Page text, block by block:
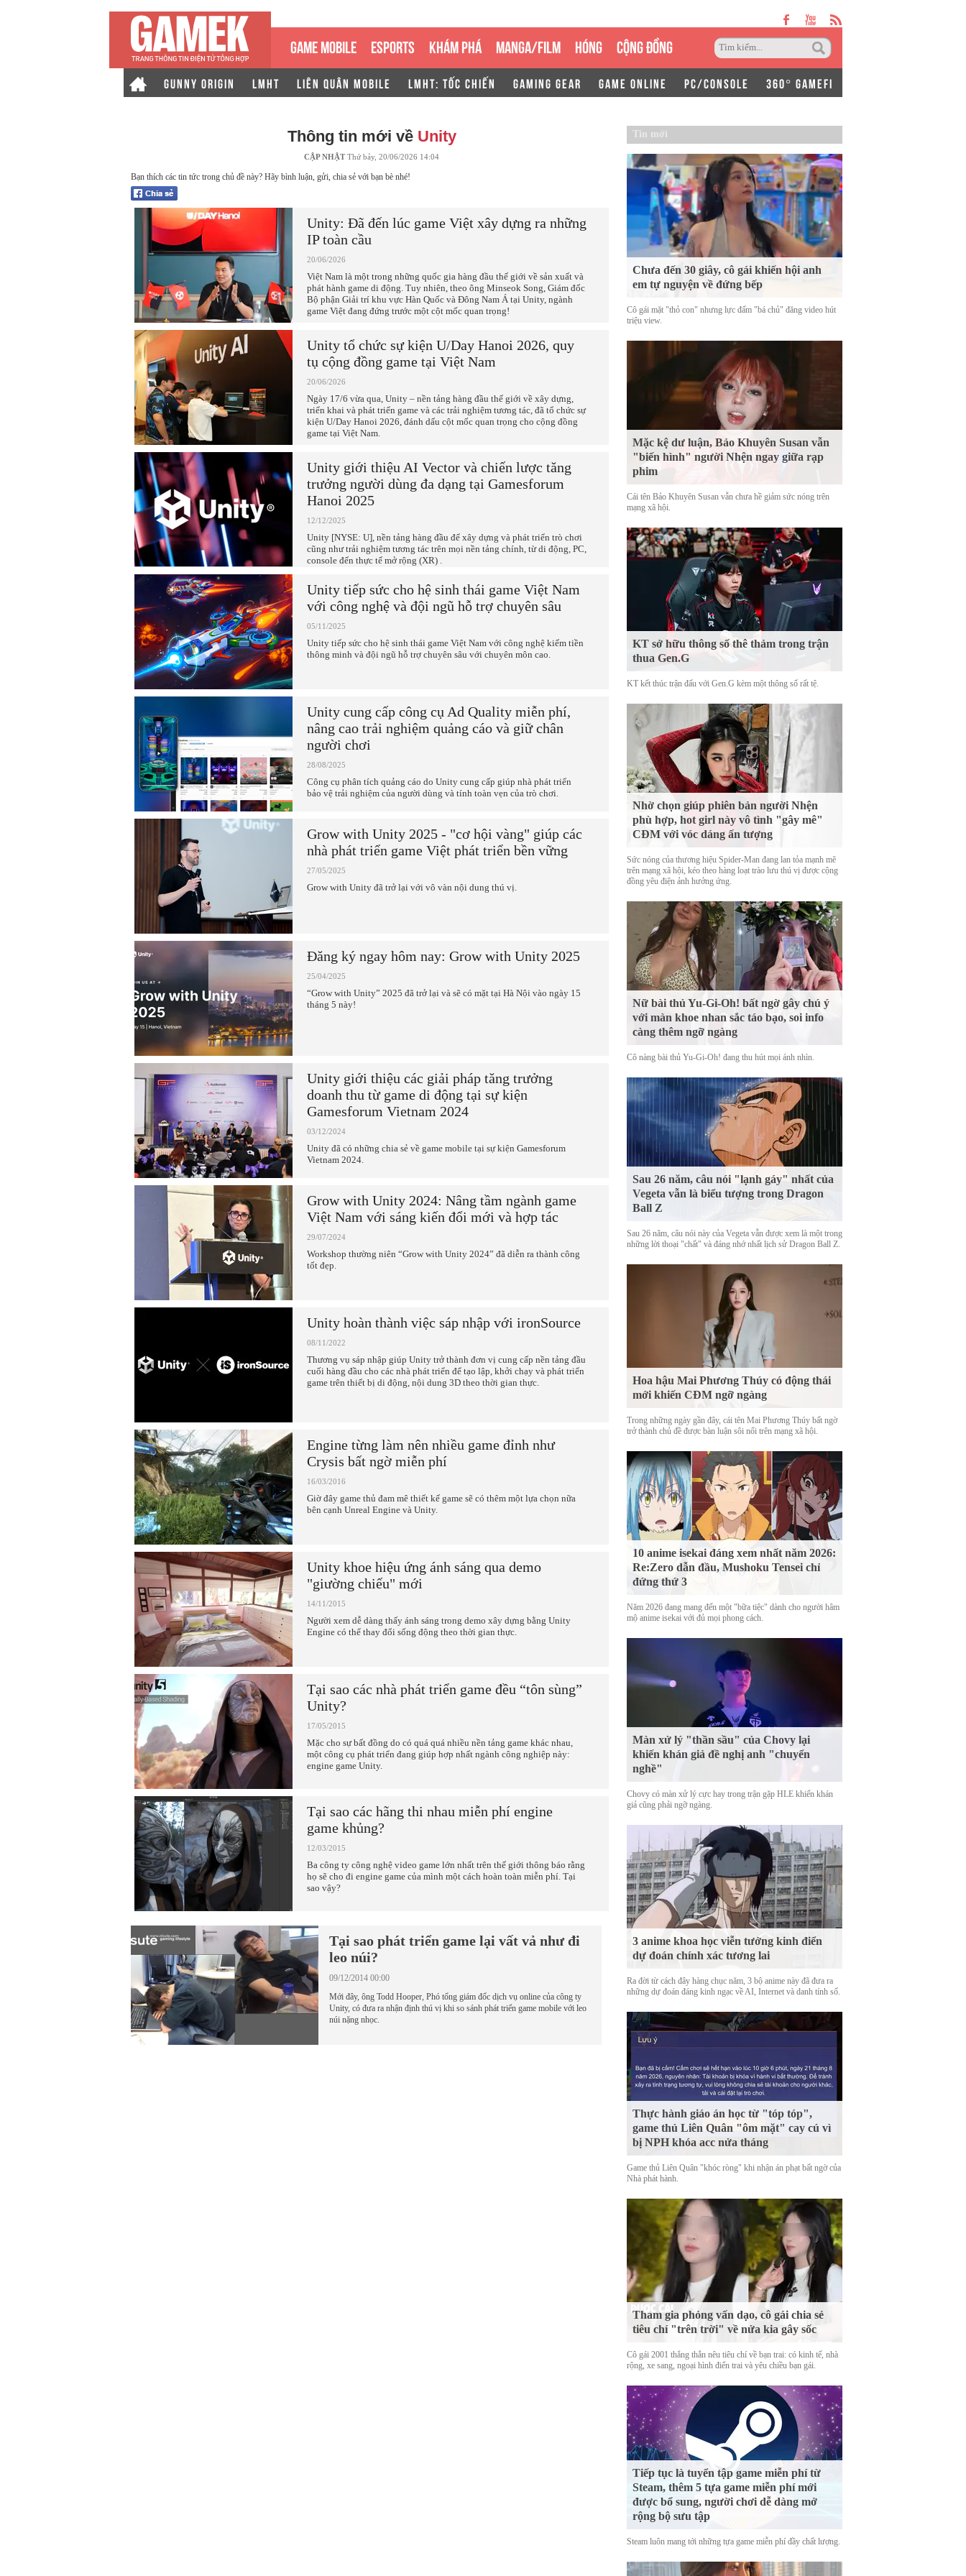
GAME MOBILE ESPORTS KHÁM PHÁ MANGA/FILM HÓNG CỘNG ĐỒNG
GUNNY ORIGIN LMHT LIÊN QUÂN MOBILE LMHT: TỐC CHIẾN GAMING GEAR GAME ONLINE PC/CONSOLE 360° GAMEFI
Thông tin mới về Unity
CẬP NHẬTThứ bảy, 20/06/2026 14:04
Bạn thích các tin tức trong chủ đề này? Hãy bình luận, gửi, chia sẻ với bạn bè nhé!
Unity: Đã đến lúc game Việt xây dựng ra những
IP toàn cầu
20/06/2026
Việt Nam là một trong những quốc gia hàng đầu thế giới về sản xuất và
phát hành game di động. Tuy nhiên, theo ông Minseok Song, Giám đốc
Bộ phận Giải trí khu vực Hàn Quốc và Đông Nam Á tại Unity, ngành
game Việt đang đứng trước một cột mốc quan trọng!
Unity tổ chức sự kiện U/Day Hanoi 2026, quy
tụ cộng đồng game tại Việt Nam
20/06/2026
Ngày 17/6 vừa qua, Unity – nền tảng hàng đầu thế giới về xây dựng,
triển khai và phát triển game và các trải nghiệm tương tác, đã tổ chức sự
kiện U/Day Hanoi 2026, đánh dấu cột mốc quan trọng cho cộng đồng
game tại Việt Nam.
Unity giới thiệu AI Vector và chiến lược tăng
trưởng người dùng đa dạng tại Gamesforum
Hanoi 2025
12/12/2025
Unity [NYSE: U], nền tảng hàng đầu để xây dựng và phát triển trò chơi
cũng như trải nghiệm tương tác trên mọi nền tảng chính, từ di động, PC,
console đến thực tế mở rộng (XR) .
Unity tiếp sức cho hệ sinh thái game Việt Nam
với công nghệ và đội ngũ hỗ trợ chuyên sâu
05/11/2025
Unity tiếp sức cho hệ sinh thái game Việt Nam với công nghệ kiếm tiền
thông minh và đội ngũ hỗ trợ chuyên sâu với chuyên môn cao.
Unity cung cấp công cụ Ad Quality miễn phí,
nâng cao trải nghiệm quảng cáo và giữ chân
người chơi
28/08/2025
Công cụ phân tích quảng cáo do Unity cung cấp giúp nhà phát triển
bảo vệ trải nghiệm của người dùng và tính toàn vẹn của trò chơi.
Grow with Unity 2025 - "cơ hội vàng" giúp các
nhà phát triển game Việt phát triển bền vững
27/05/2025
Grow with Unity đã trở lại với vô vàn nội dung thú vị.
Đăng ký ngay hôm nay: Grow with Unity 2025
25/04/2025
“Grow with Unity” 2025 đã trở lại và sẽ có mặt tại Hà Nội vào ngày 15
tháng 5 này!
Unity giới thiệu các giải pháp tăng trưởng
doanh thu từ game di động tại sự kiện
Gamesforum Vietnam 2024
03/12/2024
Unity đã có những chia sẻ về game mobile tại sự kiện Gamesforum
Vietnam 2024.
Grow with Unity 2024: Nâng tầm ngành game
Việt Nam với sáng kiến đổi mới và hợp tác
29/07/2024
Workshop thường niên “Grow with Unity 2024” đã diễn ra thành công
tốt đẹp.
Unity hoàn thành việc sáp nhập với ironSource
08/11/2022
Thương vụ sáp nhập giúp Unity trở thành đơn vị cung cấp nền tảng đầu
cuối hàng đầu cho các nhà phát triển để tạo lập, khởi chạy và phát triển
game trên thiết bị di động, nội dung 3D theo thời gian thực.
Engine từng làm nên nhiều game đỉnh như
Crysis bất ngờ miễn phí
16/03/2016
Giờ đây game thủ đam mê thiết kế game sẽ có thêm một lựa chọn nữa
bên cạnh Unreal Engine và Unity.
Unity khoe hiệu ứng ánh sáng qua demo
"giường chiếu" mới
14/11/2015
Người xem dễ dàng thấy ánh sáng trong demo xây dựng bằng Unity
Engine có thể thay đổi sống động theo thời gian thực.
Tại sao các nhà phát triển game đều “tôn sùng”
Unity?
17/05/2015
Mặc cho sự bất đồng do có quá quá nhiều nền tảng game khác nhau,
một công cụ phát triển đang giúp hợp nhất ngành công nghiệp này:
engine game Unity.
Tại sao các hãng thi nhau miễn phí engine
game khủng?
12/03/2015
Ba công ty công nghệ video game lớn nhất trên thế giới thông báo rằng
họ sẽ cho đi engine game của mình một cách hoàn toàn miễn phí. Tại
sao vậy?
Tại sao phát triển game lại vất vả như đi
leo núi?
09/12/2014 00:00
Mới đây, ông Todd Hooper, Phó tổng giám đốc dịch vụ online của công ty
Unity, có đưa ra nhận định thú vị khi so sánh phát triển game mobile với leo
núi nặng nhọc.
Tin mới
Chưa đến 30 giây, cô gái khiến hội anh
em tự nguyện về đứng bếp
Cô gái mặt "thỏ con" nhưng lực đấm "bá chủ" đăng video hút
triệu view.
Mặc kệ dư luận, Bảo Khuyên Susan vẫn
"biến hình" người Nhện ngay giữa rạp
phim
Cái tên Bảo Khuyên Susan vẫn chưa hề giảm sức nóng trên
mạng xã hội.
KT sở hữu thông số thê thảm trong trận
thua Gen.G
KT kết thúc trận đấu với Gen.G kèm một thông số rất tệ.
Nhờ chọn giúp phiên bản người Nhện
phù hợp, hot girl này vô tình "gây mê"
CĐM với vóc dáng ấn tượng
Sức nóng của thương hiệu Spider-Man đang lan tỏa mạnh mẽ
trên mạng xã hội, kéo theo hàng loạt trào lưu thú vị được cộng
đồng yêu điện ảnh hưởng ứng.
Nữ bài thủ Yu-Gi-Oh! bất ngờ gây chú ý
với màn khoe nhan sắc táo bạo, soi info
càng thêm ngỡ ngàng
Cô nàng bài thủ Yu-Gi-Oh! đang thu hút mọi ánh nhìn.
Sau 26 năm, câu nói "lạnh gáy" nhất của
Vegeta vẫn là biểu tượng trong Dragon
Ball Z
Sau 26 năm, câu nói này của Vegeta vẫn được xem là một trong
những lời thoại "chất" và đáng nhớ nhất lịch sử Dragon Ball Z.
Hoa hậu Mai Phương Thúy có động thái
mới khiến CĐM ngỡ ngàng
Trong những ngày gần đây, cái tên Mai Phương Thúy bất ngờ
trở thành chủ đề được bàn luận sôi nổi trên mạng xã hội.
10 anime isekai đáng xem nhất năm 2026:
Re:Zero dẫn đầu, Mushoku Tensei chỉ
đứng thứ 3
Năm 2026 đang mang đến một "bữa tiệc" dành cho người hâm
mộ anime isekai với đủ mọi phong cách.
Màn xử lý "thần sầu" của Chovy lại
khiến khán giả đề nghị anh "chuyển
nghề"
Chovy có màn xử lý cực hay trong trận gặp HLE khiến khán
giả cũng phải ngỡ ngàng.
3 anime khoa học viễn tưởng kinh điển
dự đoán chính xác tương lai
Ra đời từ cách đây hàng chục năm, 3 bộ anime này đã đưa ra
những dự đoán đáng kinh ngạc về AI, Internet và danh tính số.
Thực hành giáo án học từ "tóp tóp",
game thủ Liên Quân "ôm mặt" cay cú vì
bị NPH khóa acc nửa tháng
Game thủ Liên Quân "khóc ròng" khi nhận án phạt bất ngờ của
Nhà phát hành.
Tham gia phỏng vấn dạo, cô gái chia sẻ
tiêu chí "trên trời" về nửa kia gây sốc
Cô gái 2001 thẳng thắn nêu tiêu chí về bạn trai: có kinh tế, nhà
rộng, xe sang, ngoại hình điển trai và yêu chiều bạn gái.
Tiếp tục là tuyển tập game miễn phí từ
Steam, thêm 5 tựa game miễn phí mới
được bổ sung, người chơi dễ dàng mở
rộng bộ sưu tập
Steam luôn mang tới những tựa game miễn phí đầy chất lượng.